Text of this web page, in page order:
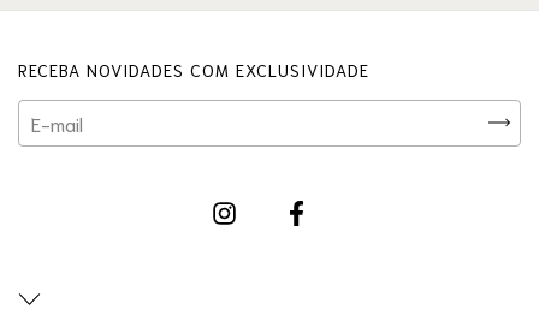
RECEBA NOVIDADES COM EXCLUSIVIDADE